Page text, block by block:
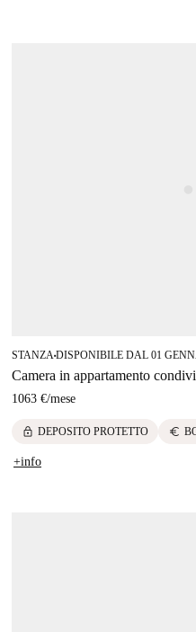
STANZA■DISPONIBILE DAL 01
Camera in appartamento
1063 €/mese
lock DEPOSITO PROTETTO euro
+info